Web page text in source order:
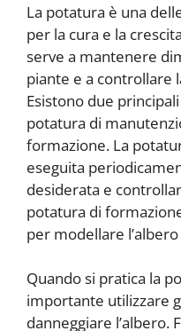
La potatura è una
per la cura e la
serve a mantenere
piante e a controllare
Esistono due
potatura di
formazione. La
eseguita
desiderata e
potatura di
per modellare
Quando si pratica la
importante utilizzare
danneggiare l’albero.